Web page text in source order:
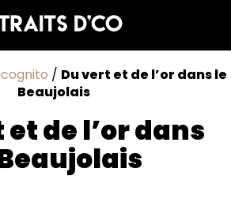
/ Du vert et de l’or dans le
Beaujolais
de l’or dans